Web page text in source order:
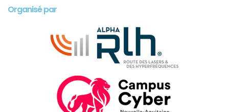
Organisé par